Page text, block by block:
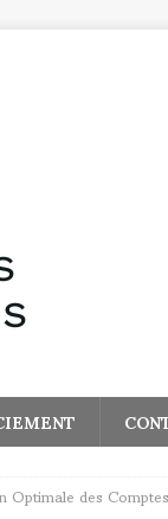
Optimale des